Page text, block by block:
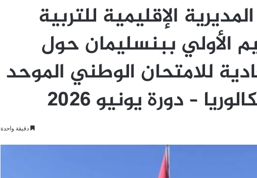
الإقليمية للتربية
الأولي ببنسليمان حول
للامتحان الوطني الموحد
– دورة يونيو 2026
دقيقة واحدة